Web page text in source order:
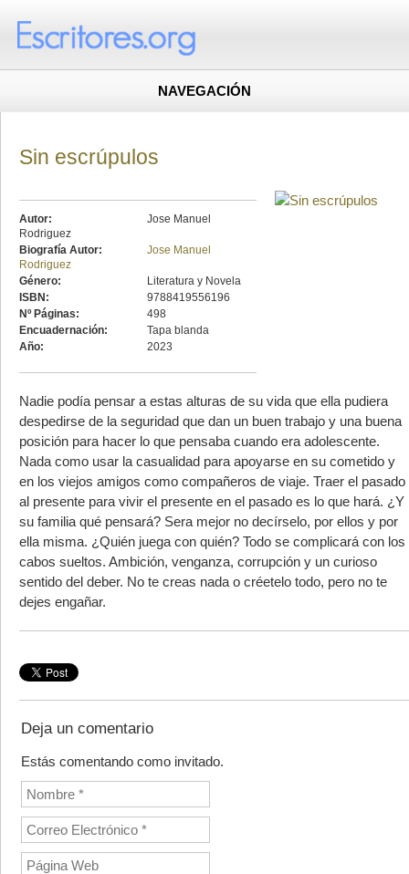
NAVEGACIÓN
Sin escrúpulos
Autor:
Jose Manuel
Rodriguez
Biografía Autor:
Jose Manuel
Rodriguez
Género:
Literatura y Novela
ISBN:
9788419556196
Nº Páginas:
498
Encuadernación:
Tapa blanda
Año:
2023
Nadie podía pensar a estas alturas de su vida que ella pudiera
despedirse de la seguridad que dan un buen trabajo y una buena
posición para hacer lo que pensaba cuando era adolescente.
Nada como usar la casualidad para apoyarse en su cometido y
en los viejos amigos como compañeros de viaje. Traer el pasado
al presente para vivir el presente en el pasado es lo que hará. ¿Y
su familia qué pensará? Sera mejor no decírselo, por ellos y por
ella misma. ¿Quién juega con quién? Todo se complicará con los
cabos sueltos. Ambición, venganza, corrupción y un curioso
sentido del deber. No te creas nada o créetelo todo, pero no te
dejes engañar.
Deja un comentario
Estás comentando como invitado.